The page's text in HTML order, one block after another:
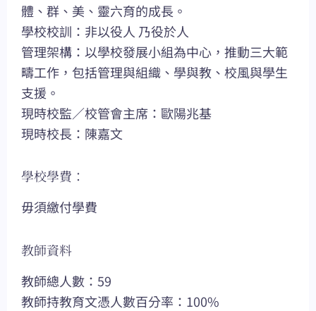
體、群、美、靈六育的成長。
學校校訓：非以役人 乃役於人
管理架構：以學校發展小組為中心，推動三大範
疇工作，包括管理與組織、學與教、校風與學生
支援。
現時校監／校管會主席：歐陽兆基
現時校長：陳嘉文
學校學費：
毋須繳付學費
教師資料
教師總人數：59
教師持教育文憑人數百分率：100%